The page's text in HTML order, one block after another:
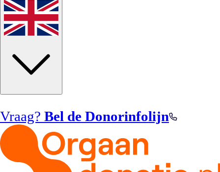
Vraag? Bel de Donorinfolijn